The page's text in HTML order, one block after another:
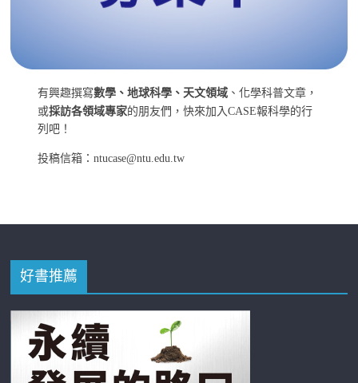
有興趣撰寫數學、地球科學、天文領域 、化學科普文章，
或採訪各領域專家的朋友們，快來加入CASE報科學的行
列吧！
投稿信箱：ntucase@ntu.edu.tw
好書推薦